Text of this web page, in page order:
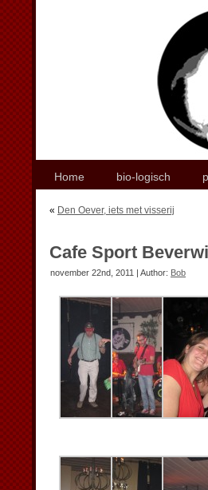
Home bio-logisch
« Den Oever, iets met visserij
Cafe Sport
november 22nd, 2011 | Author: Bob